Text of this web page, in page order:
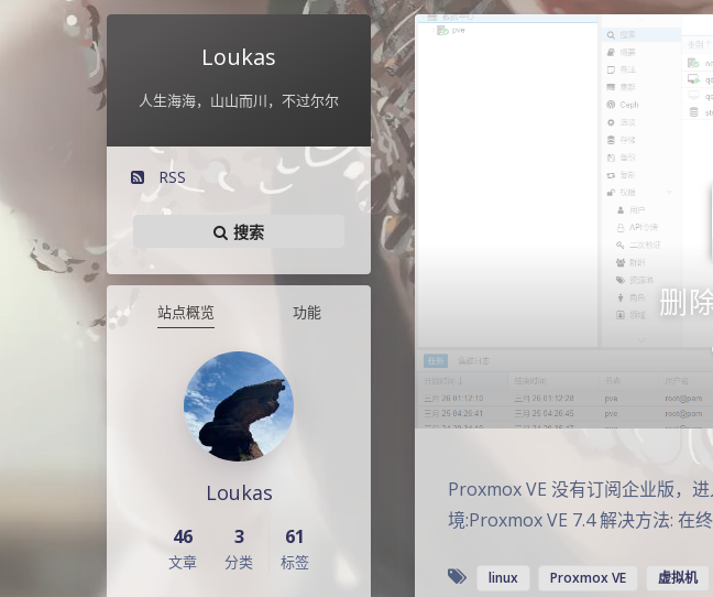
Loukas
人生海海，山山而川，不过尔尔
RSS
搜索
站点概览 功能
Loukas
46
文章
3
分类
61
标签
删
Proxmox VE 没有订阅企业版，
境:Proxmox VE 7.4 解决方法: 在
linux Proxmox VE 虚拟机